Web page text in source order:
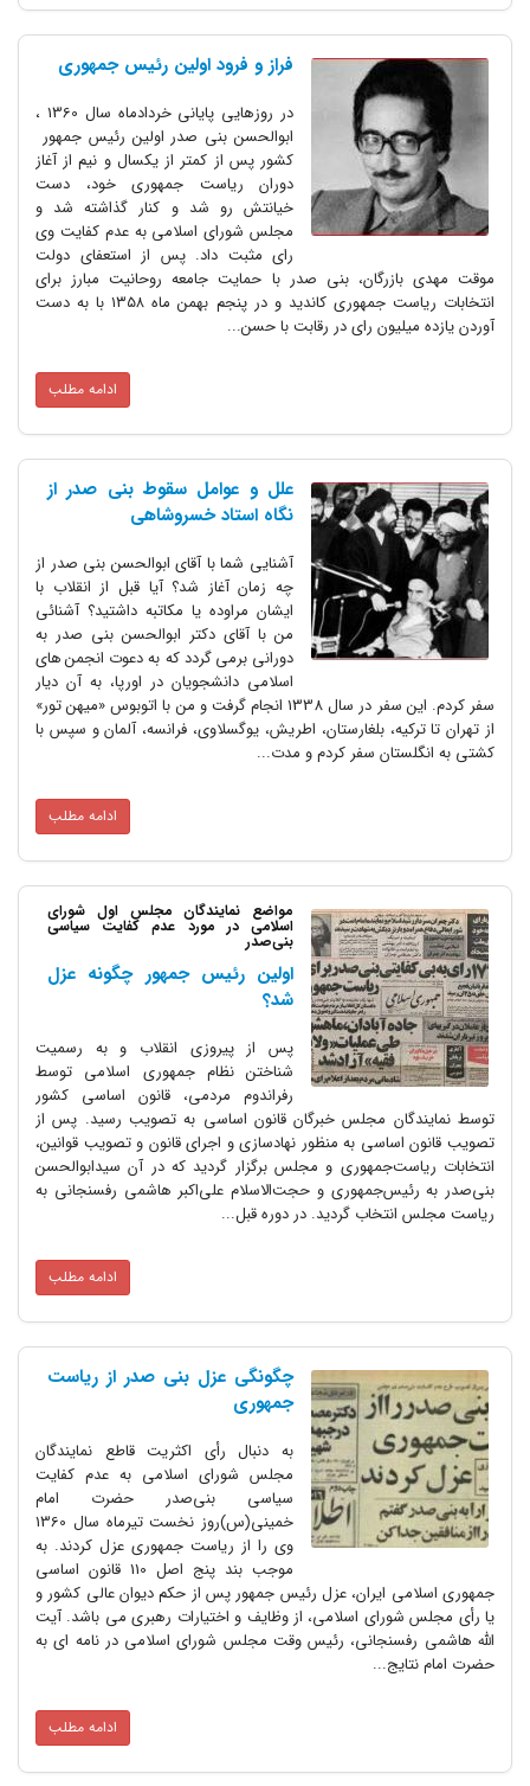
فراز و فرود اولین رئیس جمهوری
در روزهایی پایانی خردادماه سال 1360 ،
ابوالحسن بنی صدر اولین رئیس جمهور
کشور پس از کمتر از یکسال و نیم از آغاز
دوران ریاست جمهوری خود، دست
خیانتش رو شد و کنار گذاشته شد و
مجلس شورای اسلامی به عدم کفایت وی
رای مثبت داد. پس از استعفای دولت
موقت مهدی بازرگان، بنی صدر با حمایت جامعه روحانیت مبارز برای
انتخابات ریاست جمهوری کاندید و در پنجم بهمن ماه ۱۳۵۸ با به دست
آوردن یازده میلیون رای در رقابت با حسن...
ادامه مطلب
علل و عوامل سقوط بنی صدر از
نگاه استاد خسروشاهی
آشنایی شما با آقای ابوالحسن بنی صدر از
چه زمان آغاز شد؟ آیا قبل از انقلاب با
ایشان مراوده یا مکاتبه داشتید؟ آشنائی
من با آقای دکتر ابوالحسن بنی صدر به
دورانی برمی گردد که به دعوت انجمن های
اسلامی دانشجویان در اورپا، به آن دیار
سفر کردم. این سفر در سال 1338 انجام گرفت و من با اتوبوس «میهن تور»
از تهران تا ترکیه، بلغارستان، اطریش، یوگسلاوی، فرانسه، آلمان و سپس با
کشتی به انگلستان سفر کردم و مدت...
ادامه مطلب
مواضع نمایندگان مجلس اول شورای
اسلامی در مورد عدم کفایت سیاسی
بنی‌صدر
اولین رئیس جمهور چگونه عزل
شد؟
پس از پیروزی انقلاب و به رسمیت
شناختن نظام جمهوری اسلامی توسط
رفراندوم مردمی، قانون اساسی کشور
توسط نمایندگان مجلس خبرگان قانون اساسی به تصویب رسید. پس از
تصویب قانون اساسی به منظور نهادسازی و اجرای قانون و تصویب قوانین،
انتخابات ریاست‌جمهوری و مجلس برگزار گردید که در آن سیدابوالحسن
بنی‌صدر به رئیس‌جمهوری و حجت‌الاسلام علی‌اکبر هاشمی رفسنجانی به
ریاست مجلس انتخاب گردید. در دوره قبل...
ادامه مطلب
چگونگی عزل بنی صدر از ریاست
جمهوری
به دنبال رأی اکثریت قاطع نمایندگان
مجلس شورای اسلامی به عدم کفایت
سیاسی بنی‌صدر حضرت امام
خمینی(س)روز نخست تیرماه سال 1360
وی را از ریاست جمهوری عزل کردند. به
موجب بند پنج اصل 110 قانون اساسی
جمهوری اسلامی ایران، عزل رئیس جمهور پس از حکم دیوان عالی کشور و
یا رأی مجلس شورای اسلامی، از وظایف و اختیارات رهبری می‌ باشد. آیت
الله هاشمی رفسنجانی، رئیس وقت مجلس شورای اسلامی در نامه ای به
حضرت امام نتایج...
ادامه مطلب